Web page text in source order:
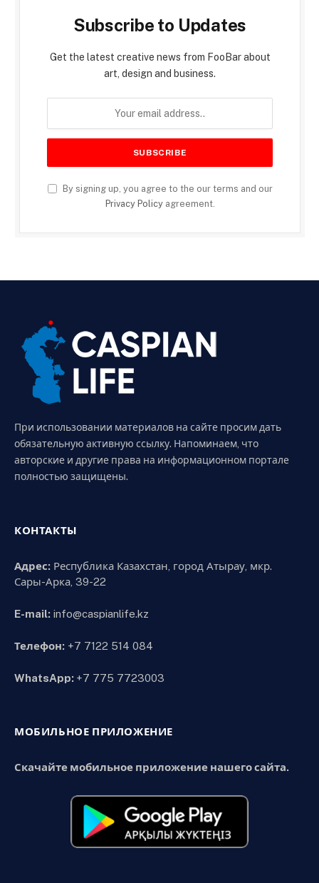
Subscribe to Updates
Get the latest creative news from FooBar about
art, design and business.
By signing up, you agree to the our terms and our
Privacy Policyagreement.
При использовании материалов на сайте просим дать
обязательную активную ссылку. Напоминаем, что
авторские и другие права на информационном портале
полностью защищены.
КОНТАКТЫ
Адрес: Республика Казахстан, город Атырау, мкр.
Сары-Арка, 39-22
E-mail: info@caspianlife.kz
Телефон: +7 7122 514 084
WhatsApp: +7 775 7723003
МОБИЛЬНОЕ ПРИЛОЖЕНИЕ
Скачайте мобильное приложение нашего сайта.